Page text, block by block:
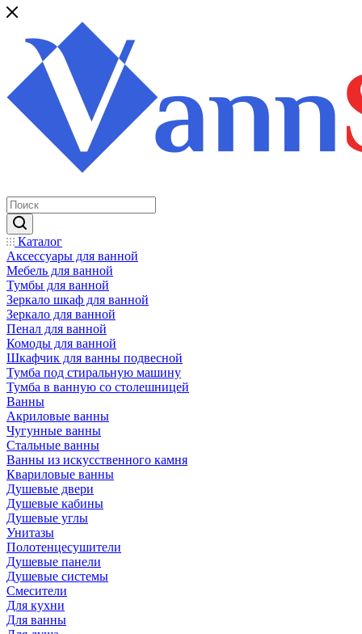
Каталог
Аксессуары для ванной
Мебель для ванной
Тумбы для ванной
Зеркало шкаф для ванной
Зеркало для ванной
Пенал для ванной
Комоды для ванной
Шкафчик для ванны подвесной
Тумба под стиральную машину
Тумба в ванную со столешницей
Ванны
Акриловые ванны
Чугунные ванны
Стальные ванны
Ванны из искусственного камня
Квариловые ванны
Душевые двери
Душевые кабины
Душевые углы
Унитазы
Полотенцесушители
Душевые панели
Душевые системы
Смесители
Для кухни
Для ванны